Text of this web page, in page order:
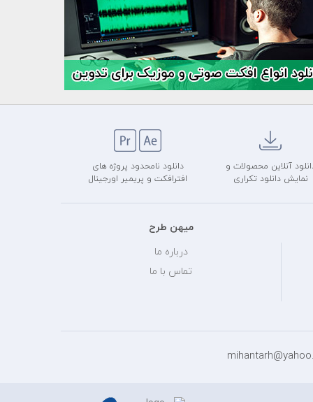
آنلاین محصولات و
نمایش دانلود تکراری
دانلود نامحدود پروژه های
افترافکت و پریمیر اورجینال
میهن طرح
درباره ما
تماس با ما